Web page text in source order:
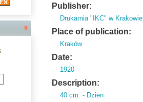
Publisher:
Drukarnia "IKC" w Krakowie
Place of publication:
Kraków
Date:
1920
Description:
40 cm. - Dzien.